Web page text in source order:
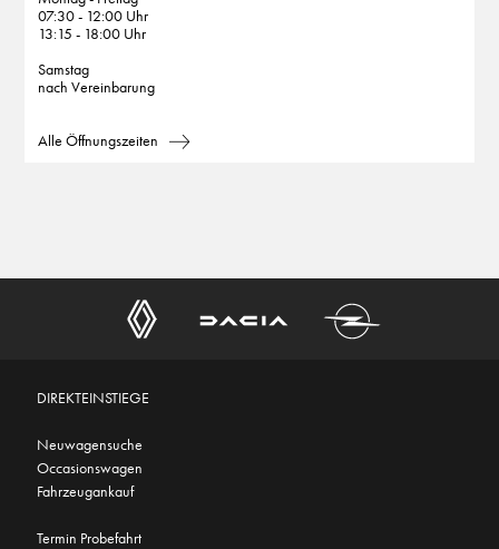
07:30 - 12:00 Uhr
13:15 - 18:00 Uhr
Samstag
nach Vereinbarung
Alle Öffnungszeiten
DIREKTEINSTIEGE
Neuwagensuche
Occasionswagen
Fahrzeugankauf
Termin Probefahrt